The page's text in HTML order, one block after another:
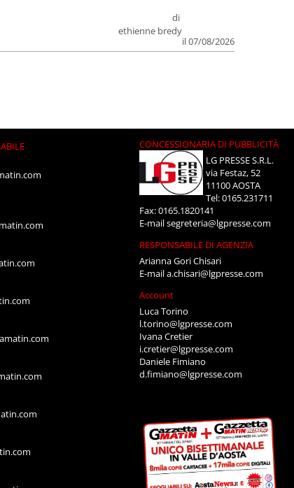
di
ethienne bredy
il 07/08/2026
CONCESSIONARIA DI PUBBLICITÀ
LG PRESSE S.R.L.
via Festaz, 52
11100 AOSTA
Tel: 0165.231711
Fax: 0165.1820141
E-mailsegreteria@lgpresse.com
RESPONSABILE DI AGENZIA
Arianna Gori Chisari
E-maila.chisari@lgpresse.com
Account
Luca Torino
l.torino@lgpresse.com
Ivana Cretier
i.cretier@lgpresse.com
Daniele Fimiano
d.fimiano@lgpresse.com